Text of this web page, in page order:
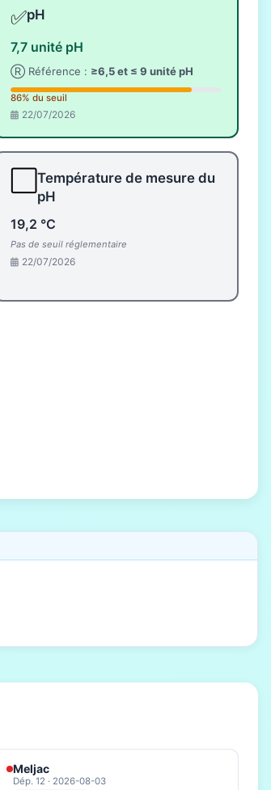
✅pH
7,7 unité pH
Ⓡ Référence : ≥6,5 et ≤ 9 unité pH
86% du seuil
22/07/2026
Température de mesure du
pH
19,2 °C
Pas de seuil réglementaire
22/07/2026
Meljac
Dép. 12 · 2026-08-03